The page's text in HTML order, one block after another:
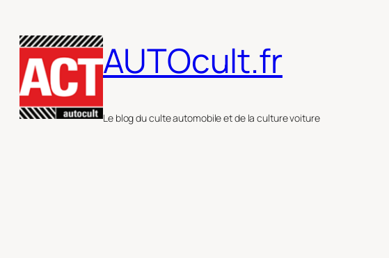
au
contenu
AUTOcult.fr
Le blog du culte automobile et de la culture voiture